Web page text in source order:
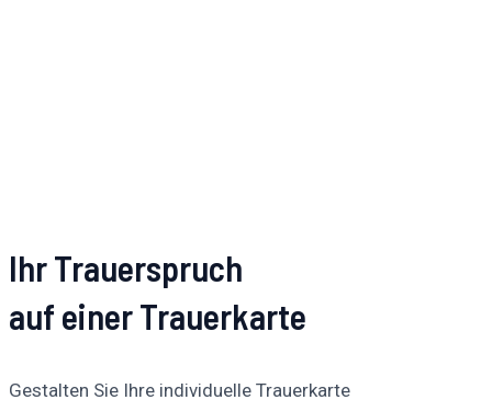
Ihr Trauerspruch
auf einer Trauerkarte
Gestalten Sie Ihre individuelle Trauerkarte